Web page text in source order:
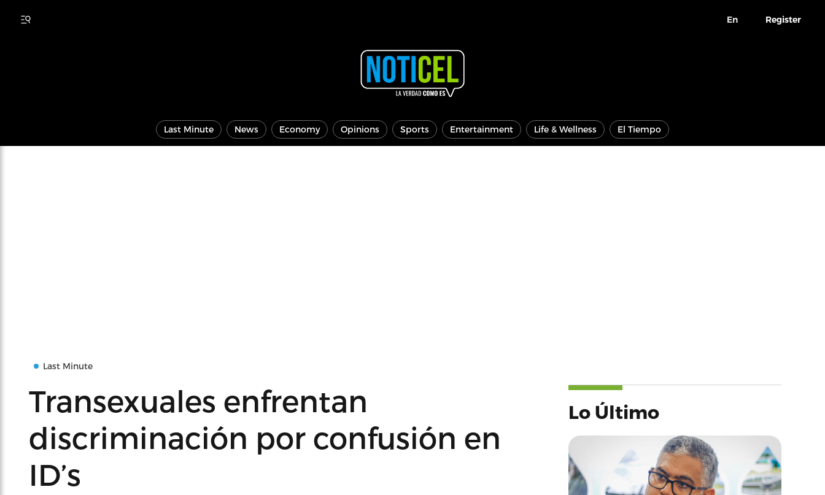
En Register
Last Minute News Economy Opinions Sports Entertainment Life & Wellness El Tiempo
Last Minute
Transexuales enfrentan
discriminación por confusión en
ID’s
Lo Último